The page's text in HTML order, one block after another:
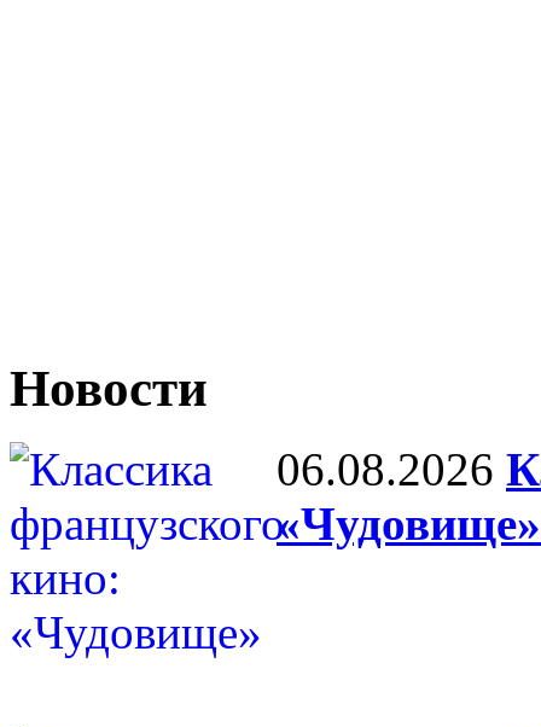
Новости
06.08.2026
«Чудовище»